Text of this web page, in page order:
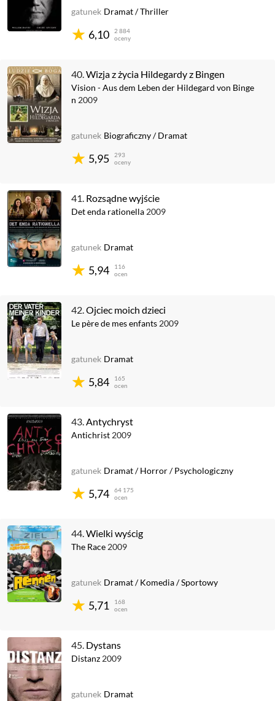
6,10
2 884
oceny
gatunek Dramat/Thriller
40.Wizja z życia Hildegardy z Bingen
Vision - Aus dem Leben der Hildegard von Binge
n 2009
5,95
293
oceny
gatunek Biograficzny/Dramat
41. Rozsądne wyjście
Det enda rationella 2009
5,94
116
ocen
gatunek Dramat
42.Ojciec moich dzieci
Le père de mes enfants 2009
5,84
165
ocen
gatunek Dramat
43.Antychryst
Antichrist 2009
5,74
64 175
ocen
gatunek Dramat/Horror/Psychologiczny
44.Wielki wyścig
The Race 2009
5,71
168
ocen
gatunek Dramat/Komedia/Sportowy
45. Dystans
Distanz 2009
gatunek Dramat